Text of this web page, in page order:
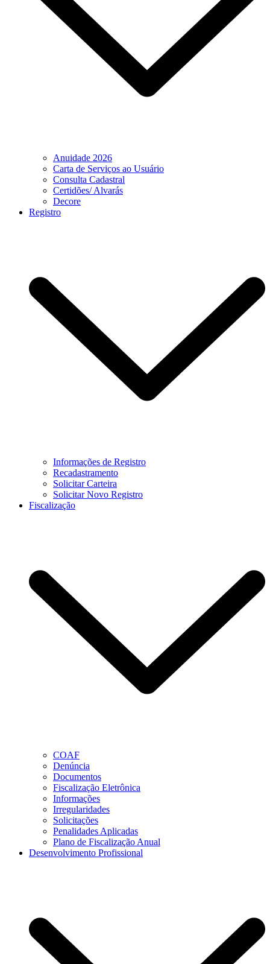
Anuidade 2026
Carta de Serviços ao Usuário
Consulta Cadastral
Certidões/ Alvarás
Decore
Registro
Informações de Registro
Recadastramento
Solicitar Carteira
Solicitar Novo Registro
Fiscalização
COAF
Denúncia
Documentos
Fiscalização Eletrônica
Informações
Irregularidades
Solicitações
Penalidades Aplicadas
Plano de Fiscalização Anual
Desenvolvimento Profissional